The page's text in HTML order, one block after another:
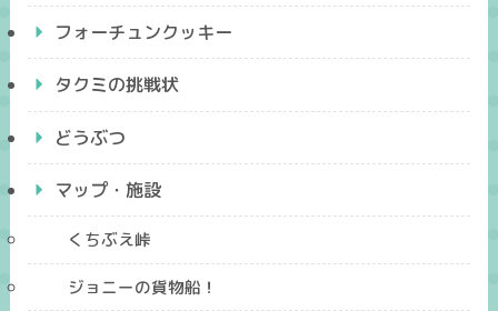
フォーチュンクッキー
タクミの挑戦状
どうぶつ
マップ・施設
くちぶえ峠
ジョニーの貨物船！